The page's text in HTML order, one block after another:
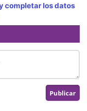
completar los datos